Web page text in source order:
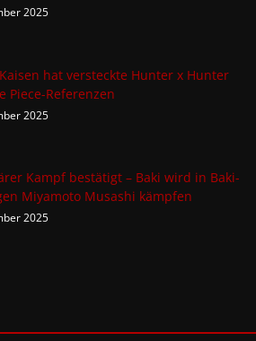
2025
hat versteckte Hunter x Hunter
Piece-Referenzen
2025
Kampf bestätigt – Baki wird in Baki-
Miyamoto Musashi kämpfen
2025